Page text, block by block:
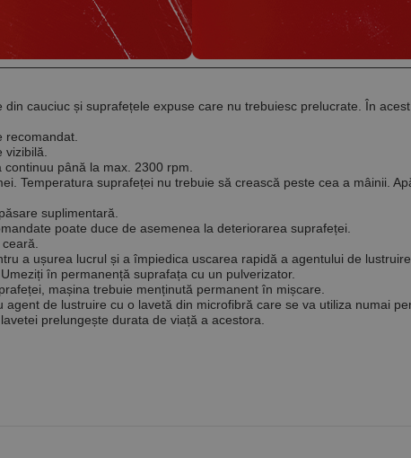
cauciuc și suprafețele expuse care nu trebuiesc prelucrate. În
recomandat.
vizibilă.
până la max. 2300 rpm.
Temperatura suprafeței nu trebuie să crească peste cea a mâinii.
suplimentară.
poate duce de asemenea la deteriorarea suprafeței.
a ușurea lucrul și a împiedica uscarea rapidă a agentului de
în permanență suprafața cu un pulverizator.
mașina trebuie menținută permanent în mișcare.
de lustruire cu o lavetă din microfibră care se va utiliza numai
prelungește durata de viață a acestora.
Acest nume de cookie este asociat cu Google Universal Analytics -
actualizare semnificativă a serviciului de analiză Google cel mai
Acest cookie este utilizat pentru a distinge utilizatorii unici prin
număr generat aleatoriu ca identificator de client. Este inclus în
de pagină dintr-un site și este utilizat pentru a calcula datele despre
sesiuni și campanii pentru rapoartele de analiză a site-urilor.
Acest cookie este folosit de Google Analytics pentru a persista
Acest cookie este utilizat pentru a optimiza relevanța publicitară prin
datelor vizitatorilor de pe mai multe site-uri web - acest schimb de
vizitatorii este furnizat în mod normal de un centru de date terță parte
schimb de anunțuri.